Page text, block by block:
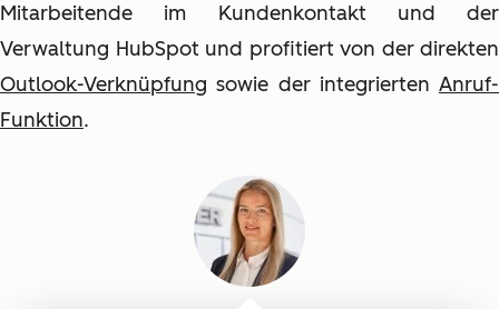
Mitarbeitende im Kundenkontakt und der
Verwaltung HubSpot und profitiert von der direkten
Outlook-Verknüpfung sowie der integrierten Anruf-
Funktion.